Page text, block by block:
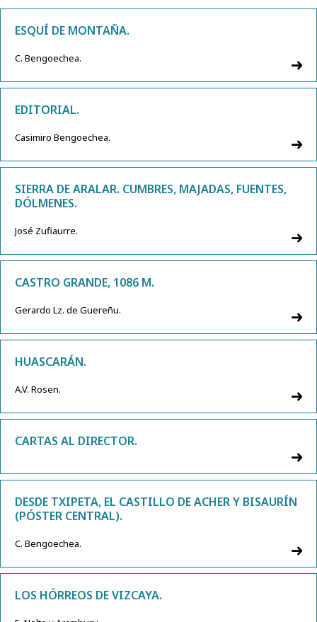
ESQUÍ DE MONTAÑA.
C. Bengoechea.
EDITORIAL.
Casimiro Bengoechea.
SIERRA DE ARALAR. CUMBRES, MAJADAS, FUENTES,
DÓLMENES.
José Zufiaurre.
CASTRO GRANDE, 1086 M.
Gerardo Lz. de Guereñu.
HUASCARÁN.
A.V. Rosen.
CARTAS AL DIRECTOR.
DESDE TXIPETA, EL CASTILLO DE ACHER Y BISAURÍN
(PÓSTER CENTRAL).
C. Bengoechea.
LOS HÓRREOS DE VIZCAYA.